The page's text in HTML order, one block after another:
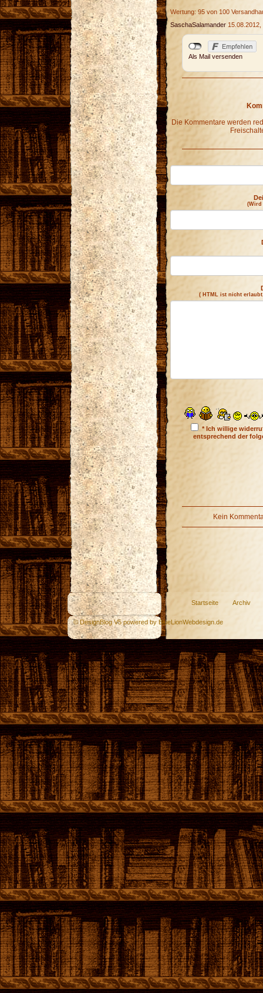
Wertung: 95 von 100
SaschaSalamander 15.08.2012,
Als Mail versenden
Die Kommentare werden
(Wird
( HTML ist nicht
* Ich willige
entsprechend der
Kein
Startseite Archiv
© DesignBlog V5 powered by BlueLionWebdesign.de